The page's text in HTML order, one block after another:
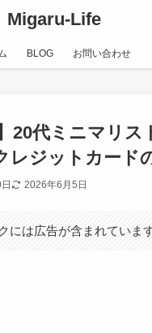
Migaru-Life
BLOG お問い合わせ
】20代ミニマリス
レジットカード
2026年6月5日
には広告が含まれています